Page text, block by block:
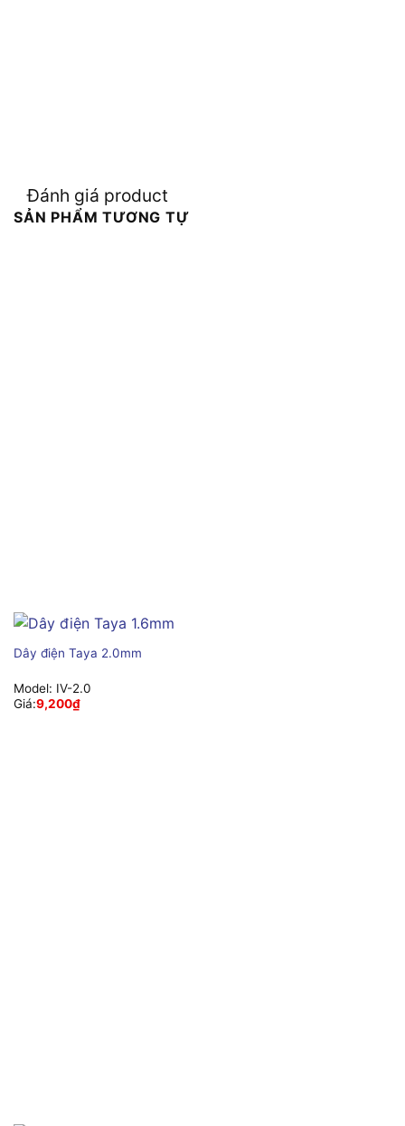
Đánh giá product
SẢN PHẨM TƯƠNG TỰ
Dây điện Taya 2.0mm
Model: IV-2.0
Giá:9,200₫